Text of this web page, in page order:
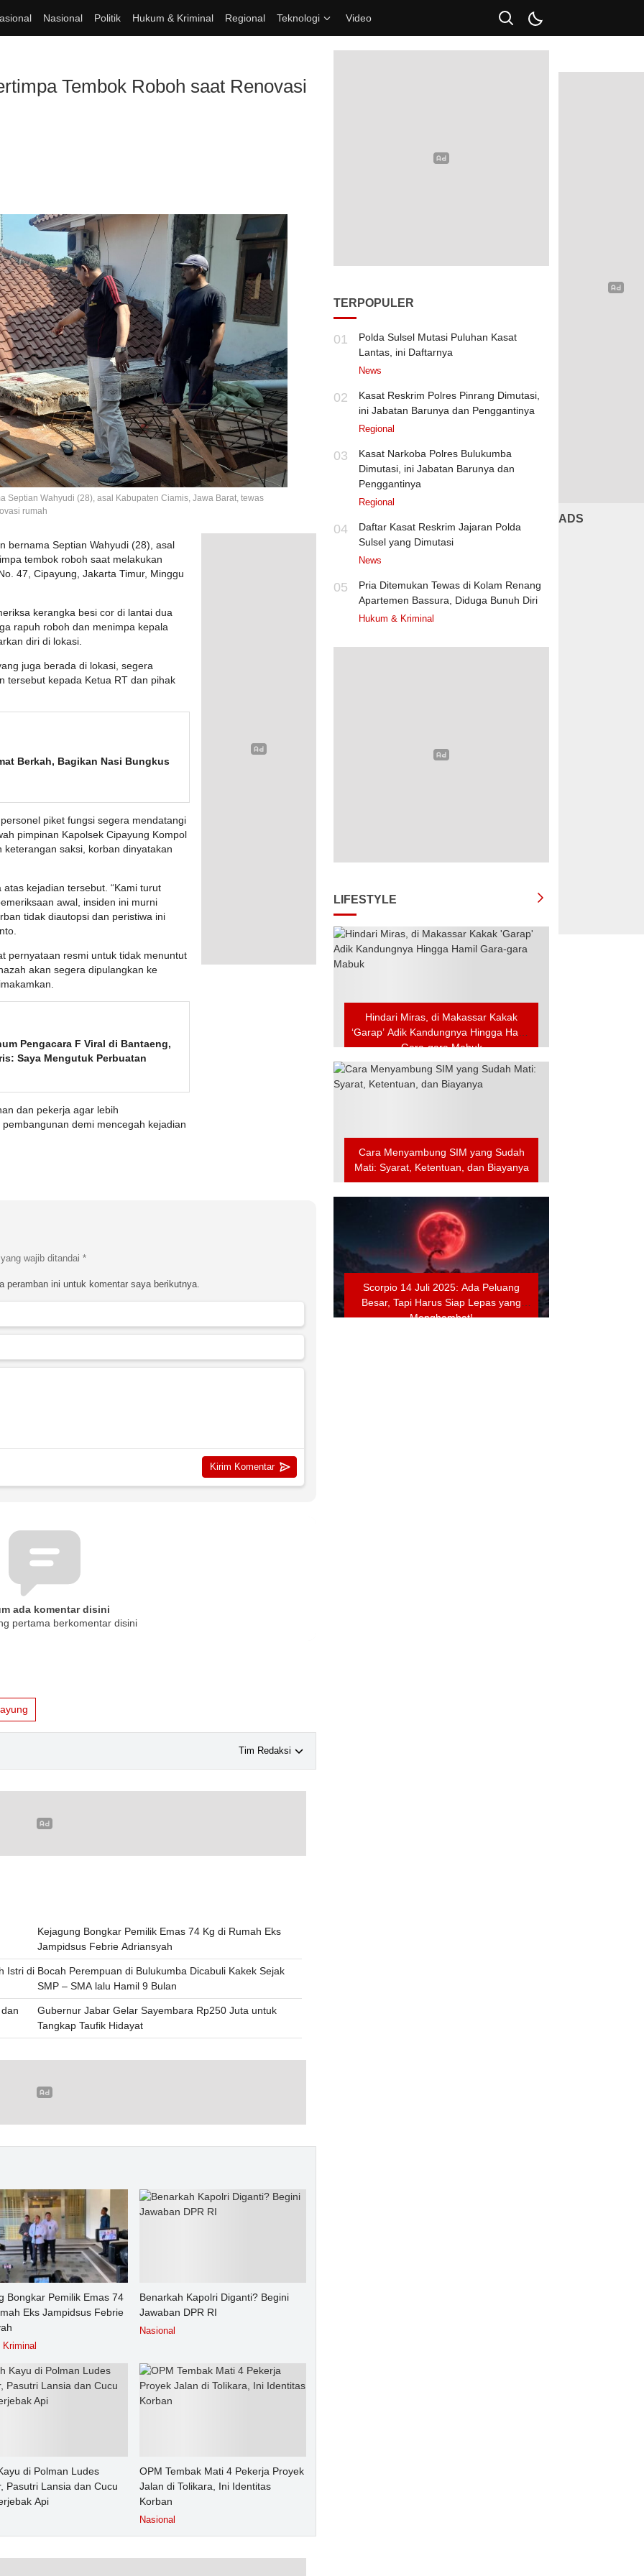
Nasional Politik Hukum & Kriminal Regional Teknologi Video
Tembok Roboh saat Renovasi
Septian Wahyudi (28), asal Kabupaten Ciamis, Jawa Barat, tewas
rumah
bernama Septian Wahyudi (28), asal
tembok roboh saat melakukan
47, Cipayung, Jakarta Timur, Minggu
kerangka besi cor di lantai dua
rapuh roboh dan menimpa kepala
diri di lokasi.
juga berada di lokasi, segera
tersebut kepada Ketua RT dan pihak
Berkah, Bagikan Nasi Bungkus
piket fungsi segera mendatangi
pimpinan Kapolsek Cipayung Kompol
saksi, korban dinyatakan
kejadian tersebut. “Kami turut
awal, insiden ini murni
tidak diautopsi dan peristiwa ini
pernyataan resmi untuk tidak menuntut
akan segera dipulangkan ke
Pengacara F Viral di Bantaeng,
Saya Mengutuk Perbuatan
dan pekerja agar lebih
demi mencegah kejadian
wajib ditandai *
peramban ini untuk komentar saya berikutnya.
ada komentar disini
pertama berkomentar disini
Tim Redaksi
Kejagung Bongkar Pemilik Emas 74 Kg di Rumah Eks
Jampidsus Febrie Adriansyah
Istri di Bocah Perempuan di Bulukumba Dicabuli Kakek Sejak
SMP – SMA lalu Hamil 9 Bulan
Gubernur Jabar Gelar Sayembara Rp250 Juta untuk
Tangkap Taufik Hidayat
Bongkar Pemilik Emas 74
Eks Jampidsus Febrie
Benarkah Kapolri Diganti? Begini
Jawaban DPR RI
Nasional
di Polman Ludes
Pasutri Lansia dan Cucu
Api
OPM Tembak Mati 4 Pekerja Proyek
Jalan di Tolikara, Ini Identitas
Korban
Nasional
TERPOPULER
01
Polda Sulsel Mutasi Puluhan Kasat
Lantas, ini Daftarnya
News
02
Kasat Reskrim Polres Pinrang Dimutasi,
ini Jabatan Barunya dan Penggantinya
Regional
03
Kasat Narkoba Polres Bulukumba
Dimutasi, ini Jabatan Barunya dan
Penggantinya
Regional
04
Daftar Kasat Reskrim Jajaran Polda
Sulsel yang Dimutasi
News
05
Pria Ditemukan Tewas di Kolam Renang
Apartemen Bassura, Diduga Bunuh Diri
Hukum & Kriminal
LIFESTYLE
Hindari Miras, di Makassar Kakak
‘Garap’ Adik Kandungnya Hingga Hamil
Gara-gara Mabuk
Cara Menyambung SIM yang Sudah
Mati: Syarat, Ketentuan, dan Biayanya
Scorpio 14 Juli 2025: Ada Peluang
Besar, Tapi Harus Siap Lepas yang
Menghambat!
ADS